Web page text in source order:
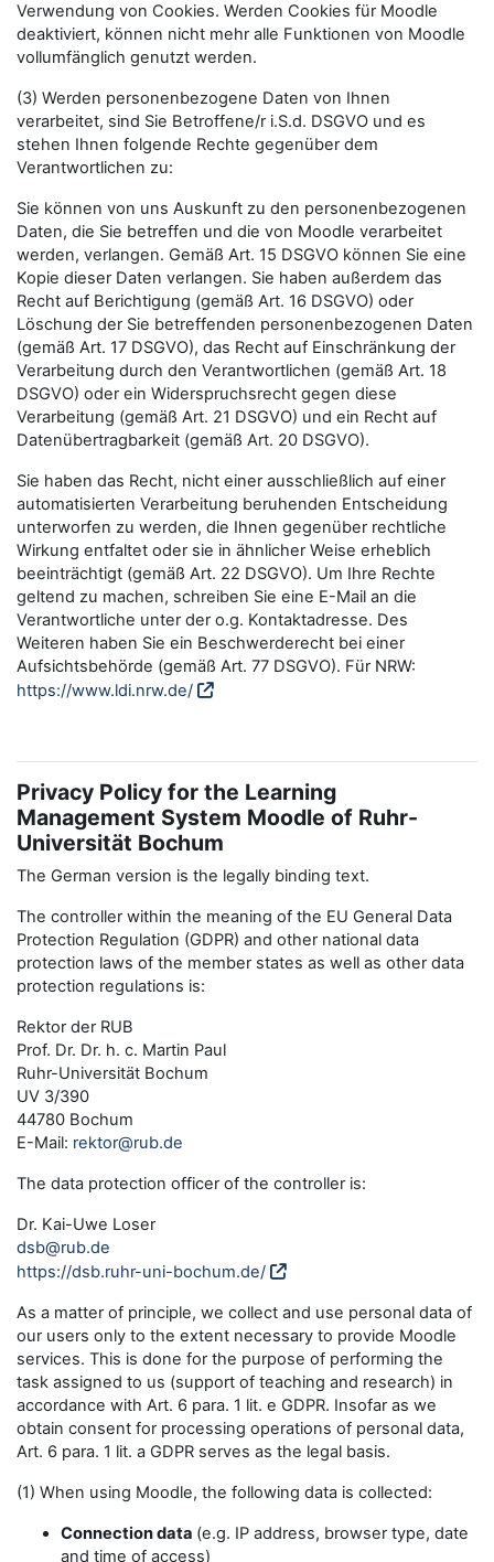
Verwendung von Cookies. Werden Cookies für Moodle
deaktiviert, können nicht mehr alle Funktionen von Moodle
vollumfänglich genutzt werden.
(3) Werden personenbezogene Daten von Ihnen
verarbeitet, sind Sie Betroffene/r i.S.d. DSGVO und es
stehen Ihnen folgende Rechte gegenüber dem
Verantwortlichen zu:
Sie können von uns Auskunft zu den personenbezogenen
Daten, die Sie betreffen und die von Moodle verarbeitet
werden, verlangen. Gemäß Art. 15 DSGVO können Sie eine
Kopie dieser Daten verlangen. Sie haben außerdem das
Recht auf Berichtigung (gemäß Art. 16 DSGVO) oder
Löschung der Sie betreffenden personenbezogenen Daten
(gemäß Art. 17 DSGVO), das Recht auf Einschränkung der
Verarbeitung durch den Verantwortlichen (gemäß Art. 18
DSGVO) oder ein Widerspruchsrecht gegen diese
Verarbeitung (gemäß Art. 21 DSGVO) und ein Recht auf
Datenübertragbarkeit (gemäß Art. 20 DSGVO).
Sie haben das Recht, nicht einer ausschließlich auf einer
automatisierten Verarbeitung beruhenden Entscheidung
unterworfen zu werden, die Ihnen gegenüber rechtliche
Wirkung entfaltet oder sie in ähnlicher Weise erheblich
beeinträchtigt (gemäß Art. 22 DSGVO). Um Ihre Rechte
geltend zu machen, schreiben Sie eine E-Mail an die
Verantwortliche unter der o.g. Kontaktadresse. Des
Weiteren haben Sie ein Beschwerderecht bei einer
Aufsichtsbehörde (gemäß Art. 77 DSGVO). Für NRW:
https://www.ldi.nrw.de/
Privacy Policy for the Learning
Management System Moodle of Ruhr-
Universität Bochum
The German version is the legally binding text.
The controller within the meaning of the EU General Data
Protection Regulation (GDPR) and other national data
protection laws of the member states as well as other data
protection regulations is:
Rektor der RUB
Prof. Dr. Dr. h. c. Martin Paul
Ruhr-Universität Bochum
UV 3/390
44780 Bochum
E-Mail: rektor@rub.de
The data protection officer of the controller is:
Dr. Kai-Uwe Loser
dsb@rub.de
https://dsb.ruhr-uni-bochum.de/
As a matter of principle, we collect and use personal data of
our users only to the extent necessary to provide Moodle
services. This is done for the purpose of performing the
task assigned to us (support of teaching and research) in
accordance with Art. 6 para. 1 lit. e GDPR. Insofar as we
obtain consent for processing operations of personal data,
Art. 6 para. 1 lit. a GDPR serves as the legal basis.
(1) When using Moodle, the following data is collected:
Connection data (e.g. IP address, browser type, date
and time of access)